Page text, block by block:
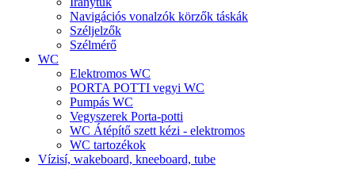
Navigációs vonalzók körzők táskák
Széljelzők
Szélmérő
WC
Elektromos WC
PORTA POTTI vegyi WC
Pumpás WC
Vegyszerek Porta-potti
WC Átépítő szett kézi - elektromos
WC tartozékok
Vízisí, wakeboard, kneeboard, tube